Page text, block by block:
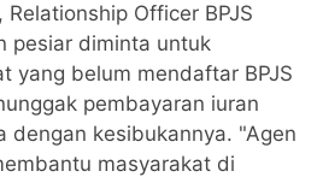
Officer BPJS
pesiar diminta untuk
yang belum mendaftar BPJS
pembayaran iuran
dengan kesibukannya. "Agen
masyarakat di